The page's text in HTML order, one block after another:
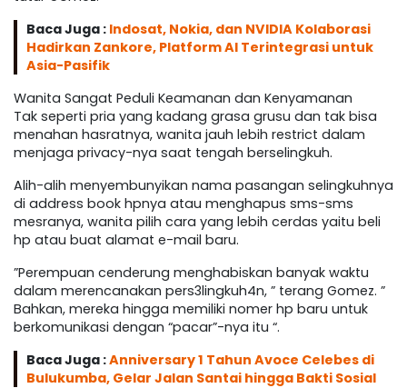
Baca Juga : Indosat, Nokia, dan NVIDIA Kolaborasi
Hadirkan Zankore, Platform AI Terintegrasi untuk
Asia-Pasifik
Wanita Sangat Peduli Keamanan dan Kenyamanan
Tak seperti pria yang kadang grasa grusu dan tak bisa
menahan hasratnya, wanita jauh lebih restrict dalam
menjaga privacy-nya saat tengah berselingkuh.
Alih-alih menyembunyikan nama pasangan selingkuhnya
di address book hpnya atau menghapus sms-sms
mesranya, wanita pilih cara yang lebih cerdas yaitu beli
hp atau buat alamat e-mail baru.
”Perempuan cenderung menghabiskan banyak waktu
dalam merencanakan pers3lingkuh4n, ” terang Gomez. ”
Bahkan, mereka hingga memiliki nomer hp baru untuk
berkomunikasi dengan “pacar”-nya itu “.
Baca Juga :Anniversary 1 Tahun Avoce Celebes di
Bulukumba, Gelar Jalan Santai hingga Bakti Sosial